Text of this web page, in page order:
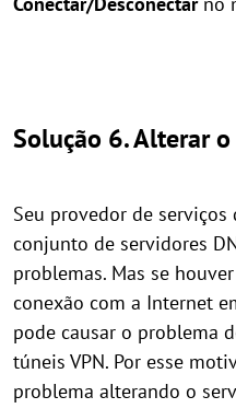
Solução 6. Alterar
Seu provedor de
conjunto de servidores
problemas. Mas se
conexão com a Internet
pode causar o problema
túneis VPN. Por esse
problema alterando o